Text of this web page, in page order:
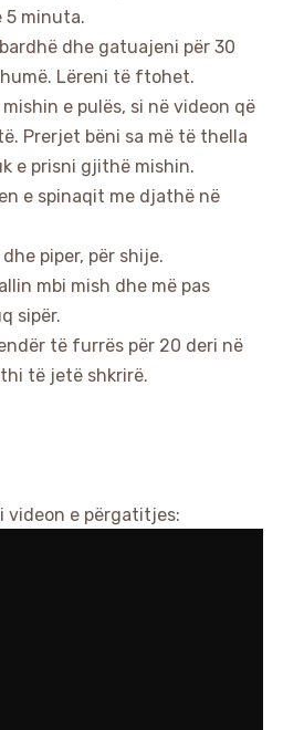
5 minuta.
dhe gatuajeni për 30
Lëreni të ftohet.
e pulës, si në videon që
Prerjet bëni sa më të thella
e prisni gjithë mishin.
e spinaqit me djathë në
piper, për shije.
mbi mish dhe më pas
sipër.
të furrës për 20 deri në
të jetë shkrirë.
videon e përgatitjes: